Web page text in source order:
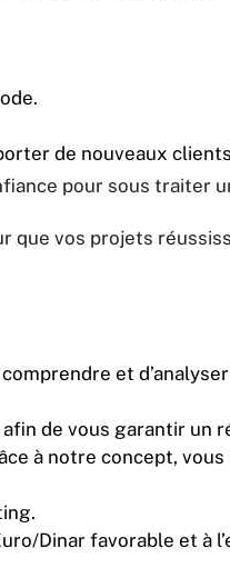
de nouveaux
pour sous traiter
que vos projets
et
de vous garantir un
à notre concept, vous
Dinar favorable et à